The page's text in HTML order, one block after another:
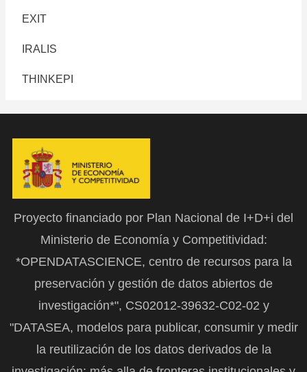
EXIT
IRALIS
THINKEPI
Proyecto financiado por Plan Nacional de I+D+i del
Ministerio de Economía y Competitividad:
*OPENDATASCIENCE, centro de recursos para la
preservación y gestión de datos abiertos de
investigación*", CS02012-39632-C02-02 y
"DATASEA, modelos para publicar, consumir y medir
la reutilización de los datos derivados de la